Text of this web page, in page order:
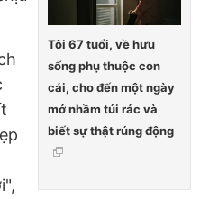
Tôi 67 tuổi, về hưu
sống phụ thuộc con
cái, cho đến một ngày
mở nhầm túi rác và
biết sự thật rúng động